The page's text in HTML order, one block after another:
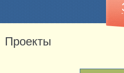
Проекты